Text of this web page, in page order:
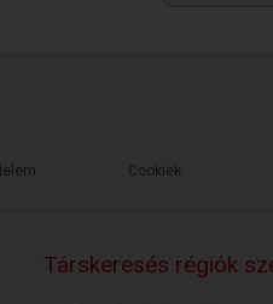
Cookiek
Társkeresés régiók